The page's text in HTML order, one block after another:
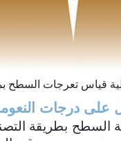
درجات
السطح بطريقة